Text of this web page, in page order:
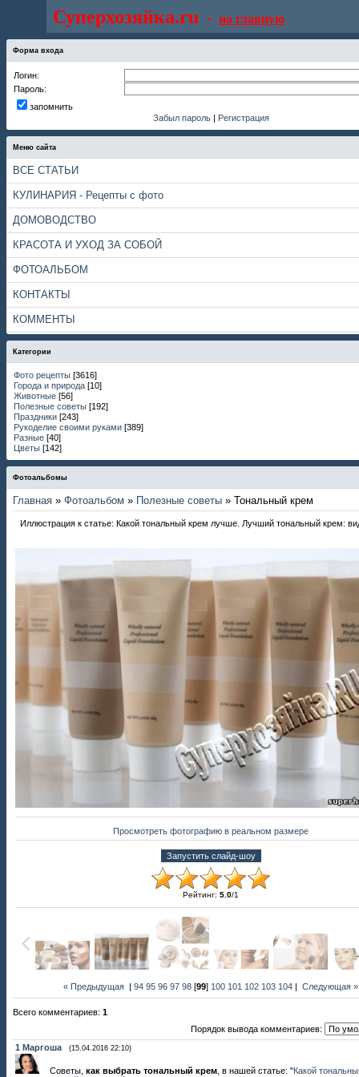
Суперхозяйка.ru - на главную
Форма входа
Логин:
Пароль:
запомнить
Забыл пароль | Регистрация
Меню сайта
ВСЕ СТАТЬИ
КУЛИНАРИЯ - Рецепты с фото
ДОМОВОДСТВО
КРАСОТА И УХОД ЗА СОБОЙ
ФОТОАЛЬБОМ
КОНТАКТЫ
КОММЕНТЫ
Категории
Фото рецепты [3616]
Города и природа [10]
Животные [56]
Полезные советы [192]
Праздники [243]
Рукоделие своими руками [389]
Разные [40]
Цветы [142]
Фотоальбомы
Главная » Фотоальбом » Полезные советы » Тональный крем
Иллюстрация к статье: Какой тональный крем лучше. Лучший тональный крем:
Просмотреть фотографию в реальном размере
Рейтинг: 5.0/1
« Предыдущая |94 95 96 97 98 [99] 100 101 102 103 104 |Следующая »
Всего комментариев: 1
Порядок вывода комментариев:
1 Маргоша (15.04.2016 22:10)
Советы, как выбрать тональный крем , в нашей статье: "Какой